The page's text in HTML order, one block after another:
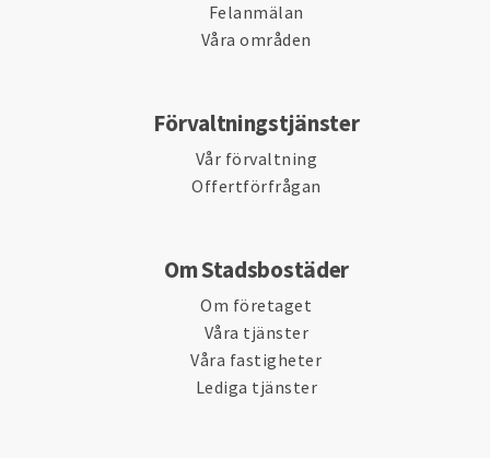
Felanmälan
Våra områden
Förvaltningstjänster
Vår förvaltning
Offertförfrågan
Om Stadsbostäder
Om företaget
Våra tjänster
Våra fastigheter
Lediga tjänster